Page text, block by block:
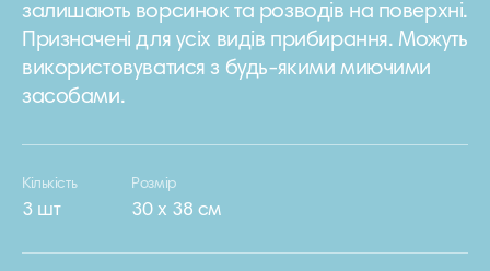
залишають ворсинок та розводів на поверхні.
Призначені для усіх видів прибирання. Можуть
використовуватися з будь-якими миючими
засобами.
Кількість
3 шт
Розмір
30 х 38 см